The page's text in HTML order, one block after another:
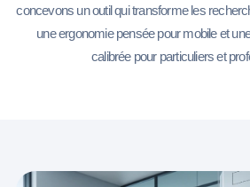
concevons un outil qui transforme les
une ergonomie pensée pour mobile et
calibrée pour particuliers et